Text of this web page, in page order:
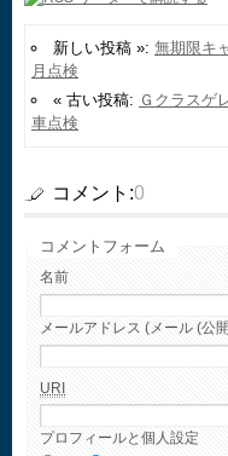
新しい投稿 »: 無期限キ
月点検
« 古い投稿: Ｇクラスゲ
車点検
コメント:0
コメントフォーム
名前
メールアドレス (メール (公
URI
プロフィールと個人設定